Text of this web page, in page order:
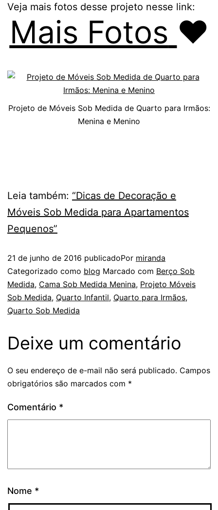
Veja mais fotos desse projeto nesse link:
Mais Fotos ❤️
Projeto de Móveis Sob Medida de Quarto para Irmãos:
Menina e Menino
Leia também: “Dicas de Decoração e
Móveis Sob Medida para Apartamentos
Pequenos”
21 de junho de 2016 publicadoPor miranda
Categorizado como blog Marcado com Berço Sob
Medida, Cama Sob Medida Menina, Projeto Móveis
Sob Medida, Quarto Infantil, Quarto para Irmãos,
Quarto Sob Medida
Deixe um comentário
O seu endereço de e-mail não será publicado. Campos
obrigatórios são marcados com *
Comentário *
Nome *